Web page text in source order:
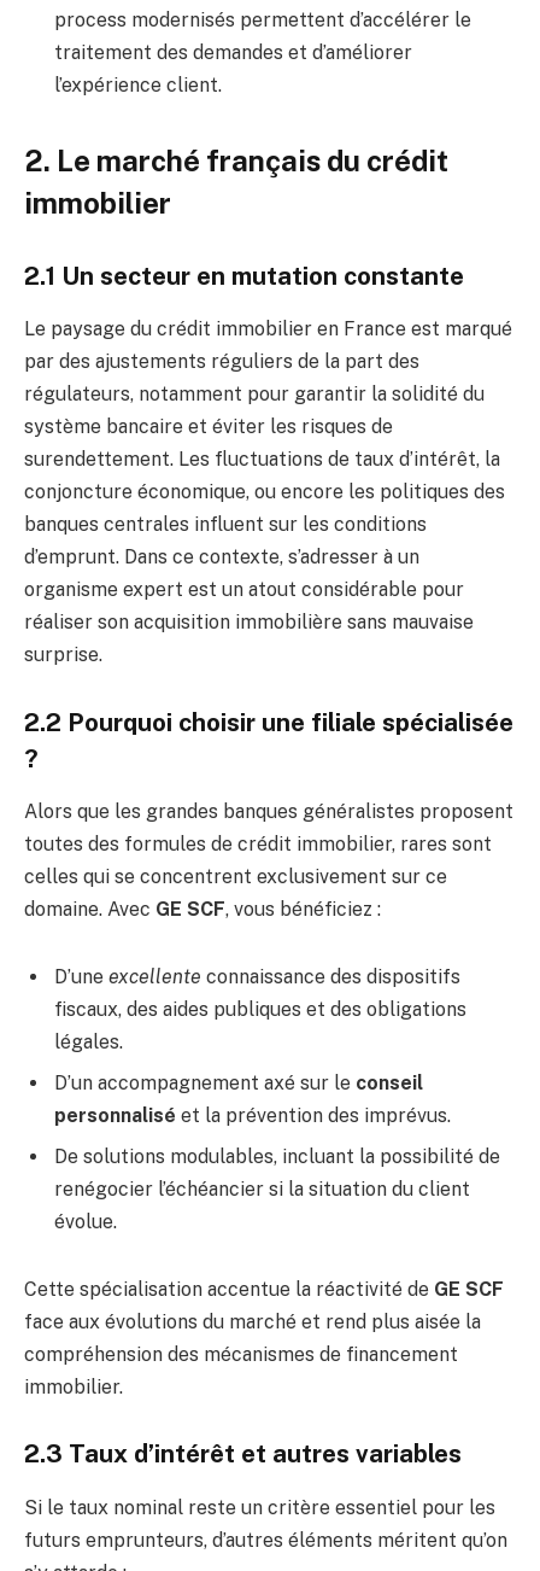
process modernisés permettent d’accélérer le
traitement des demandes et d’améliorer
l’expérience client.
2. Le marché français du crédit
immobilier
2.1 Un secteur en mutation constante
Le paysage du crédit immobilier en France est marqué
par des ajustements réguliers de la part des
régulateurs, notamment pour garantir la solidité du
système bancaire et éviter les risques de
surendettement. Les fluctuations de taux d’intérêt, la
conjoncture économique, ou encore les politiques des
banques centrales influent sur les conditions
d’emprunt. Dans ce contexte, s’adresser à un
organisme expert est un atout considérable pour
réaliser son acquisition immobilière sans mauvaise
surprise.
2.2 Pourquoi choisir une filiale spécialisée
?
Alors que les grandes banques généralistes proposent
toutes des formules de crédit immobilier, rares sont
celles qui se concentrent exclusivement sur ce
domaine. Avec GE SCF, vous bénéficiez :
D’une excellente connaissance des dispositifs
fiscaux, des aides publiques et des obligations
légales.
D’un accompagnement axé sur le conseil
personnalisé et la prévention des imprévus.
De solutions modulables, incluant la possibilité de
renégocier l’échéancier si la situation du client
évolue.
Cette spécialisation accentue la réactivité de GE SCF
face aux évolutions du marché et rend plus aisée la
compréhension des mécanismes de financement
immobilier.
2.3 Taux d’intérêt et autres variables
Si le taux nominal reste un critère essentiel pour les
futurs emprunteurs, d’autres éléments méritent qu’on